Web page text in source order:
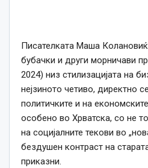
Писателката Маша
бубачки и други морничави
2024) низ стилизацијата на
нејзиното четиво, директно
политичките и на
особено во Хрватска, со не
на социјалните текови во
бездушен контраст на
приказни.